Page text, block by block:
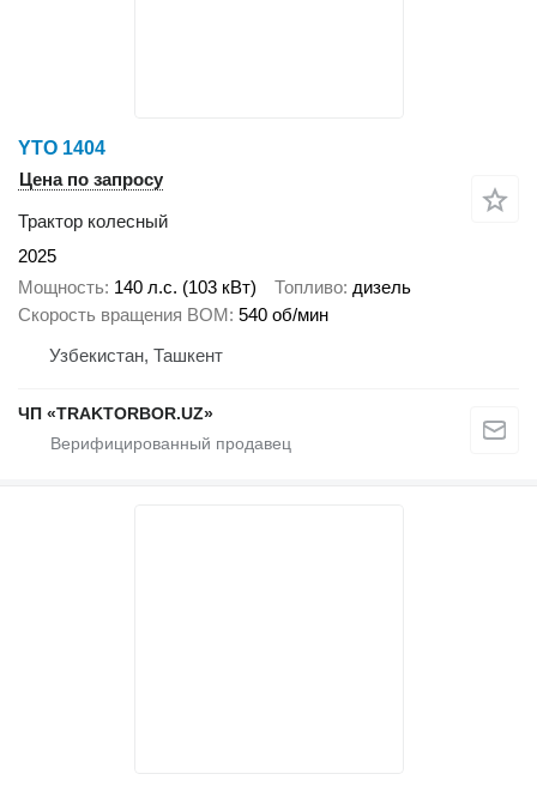
YTO 1404
Цена по запросу
Трактор колесный
2025
Мощность 140 л.с. (103 кВт) Топливо дизель
Скорость вращения ВОМ
540 об/мин
Узбекистан, Ташкент
ЧП «TRAKTORBOR.UZ»